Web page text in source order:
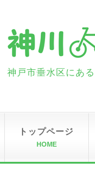
神戸市垂水区にあ
トップページ
HOME